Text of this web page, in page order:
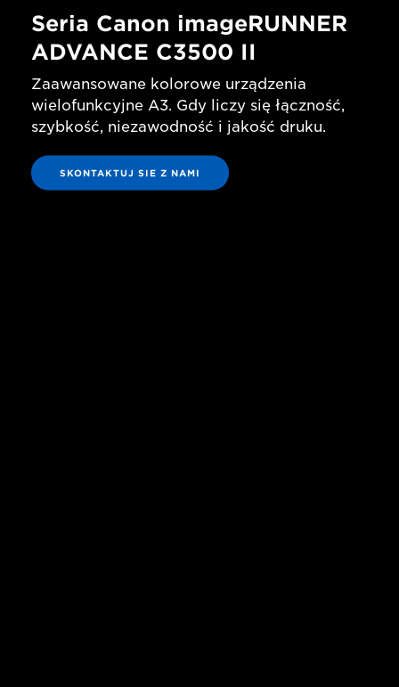
Seria Canon imageRUNNER
ADVANCE C3500 II
Zaawansowane kolorowe urządzenia
wielofunkcyjne A3. Gdy liczy się łączność,
szybkość, niezawodność i jakość druku.
SKONTAKTUJ SIE Z NAMI